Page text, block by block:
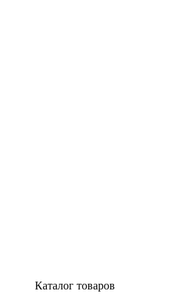
Каталог товаров